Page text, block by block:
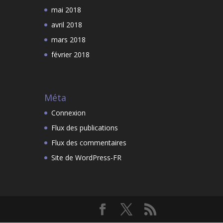
mai 2018
avril 2018
mars 2018
février 2018
Méta
Connexion
Flux des publications
Flux des commentaires
Site de WordPress-FR